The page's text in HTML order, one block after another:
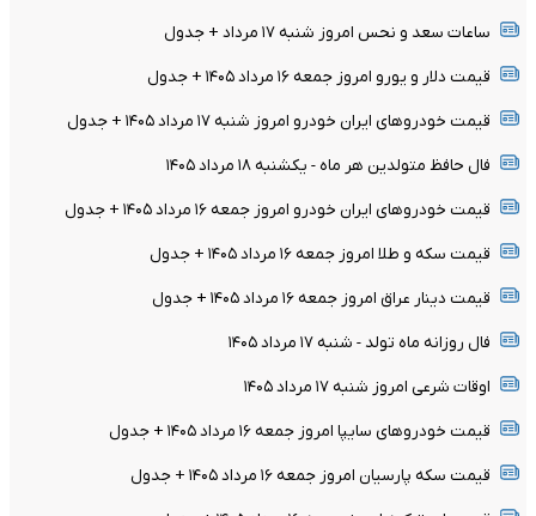
ساعات سعد و نحس امروز شنبه ۱۷ مرداد + جدول
قیمت دلار و یورو امروز جمعه ۱۶ مرداد ۱۴۰۵ + جدول
قیمت خودرو‌های ایران خودرو امروز شنبه ۱۷ مرداد ۱۴۰۵ + جدول
فال حافظ متولدین هر ماه - یکشنبه ۱۸ مرداد ۱۴۰۵
قیمت خودرو‌های ایران خودرو امروز جمعه ۱۶ مرداد ۱۴۰۵ + جدول
قیمت سکه و طلا امروز جمعه ۱۶ مرداد ۱۴۰۵ + جدول
قیمت دینار عراق امروز جمعه ۱۶ مرداد ۱۴۰۵ + جدول
فال روزانه ماه تولد - شنبه ۱۷ مرداد ۱۴۰۵
اوقات شرعی امروز شنبه ۱۷ مرداد ۱۴۰۵
قیمت خودرو‌های سایپا امروز جمعه ۱۶ مرداد ۱۴۰۵ + جدول
قیمت سکه پارسیان امروز جمعه ۱۶ مرداد ۱۴۰۵ + جدول